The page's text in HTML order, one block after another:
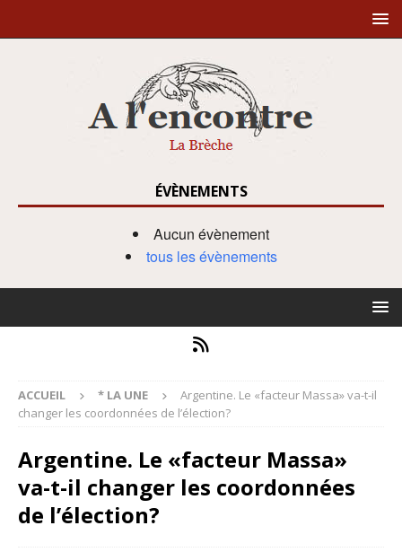
ÉVÈNEMENTS
Aucun évènement
tous les évènements
ACCUEIL * LA UNE
Argentine. Le «facteur Massa» va-t-il
changer les coordonnées de l’élection?
Argentine. Le «facteur Massa»
va-t-il changer les coordonnées
de l’élection?